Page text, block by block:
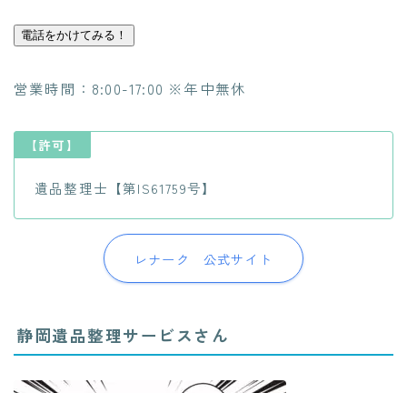
電話をかけてみる！
営業時間：8:00-17:00 ※年中無休
【許可】
遺品整理士【第IS61759号】
レナーク 公式サイト
静岡遺品整理サービスさん